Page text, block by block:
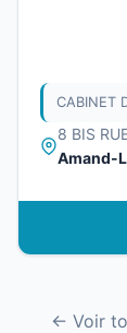
CABINET
8 BIS
Amand-
← Voir